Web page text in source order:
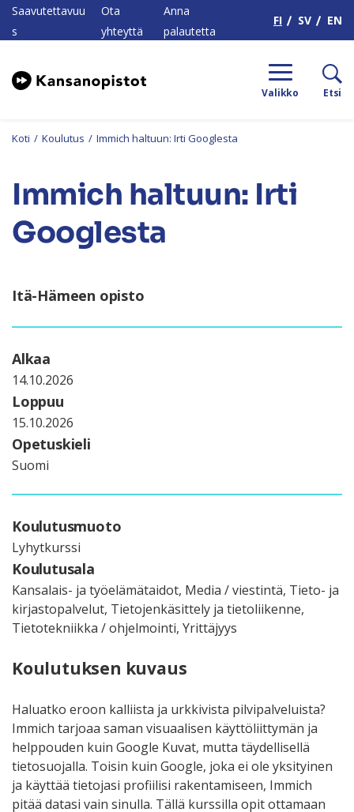
Saavutettavuu
s
Ota
yhteyttä
Anna
palautetta
FI SV EN
Valikko Etsi
Koti / Koulutus / Immich haltuun: Irti Googlesta
Immich haltuun: Irti
Googlesta
Itä-Hämeen opisto
Alkaa
14.10.2026
Loppuu
15.10.2026
Opetuskieli
Suomi
Koulutusmuoto
Lyhytkurssi
Koulutusala
Kansalais- ja työelämätaidot, Media / viestintä, Tieto- ja
kirjastopalvelut, Tietojenkäsittely ja tietoliikenne,
Tietotekniikka / ohjelmointi, Yrittäjyys
Koulutuksen kuvaus
Haluatko eroon kalliista ja urkkivista pilvipalveluista?
Immich tarjoaa saman visuaalisen käyttöliittymän ja
helppouden kuin Google Kuvat, mutta täydellisellä
tietosuojalla. Toisin kuin Google, joka ei ole yksityinen
ja käyttää tietojasi profiilisi rakentamiseen, Immich
pitää datasi vain sinulla. Tällä kurssilla opit ottamaan